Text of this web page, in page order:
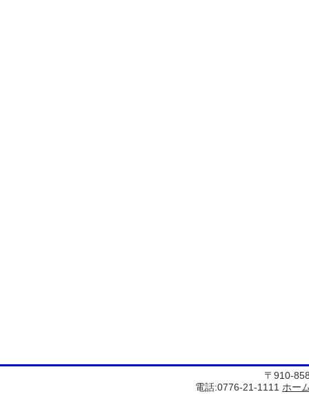
〒910-
電話:0776-21-1111 ホー